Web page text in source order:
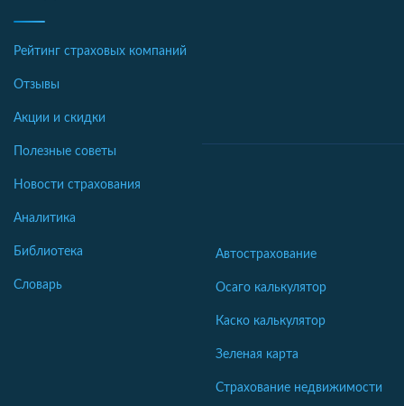
Рейтинг страховых компаний
Отзывы
Акции и скидки
Полезные советы
Новости страхования
Аналитика
Библиотека
Словарь
Автострахование
Осаго калькулятор
Каско калькулятор
Зеленая карта
Страхование недвижимости